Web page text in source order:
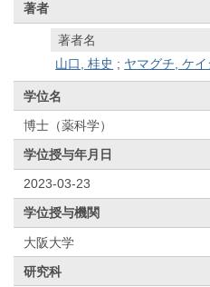
著者
著者名
山口, 桂史 ; ヤマグチ, ケイ
学位名
博士（薬科学）
学位授与年月日
2023-03-23
学位授与機関
大阪大学
研究科